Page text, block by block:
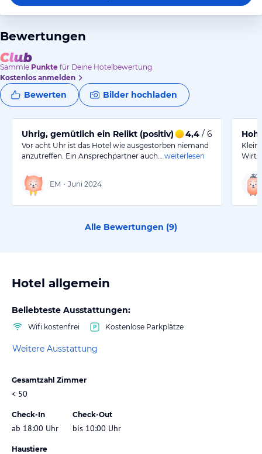
Bewertungen
Sammle Punkte für Deine Hotelbewertung.
Kostenlos anmelden
Bewerten Bilder hochladen
Uhrig, gemütlich ein Relikt (positiv) aus einer
4,4 / 6
Vor acht Uhr ist das Hotel wie ausgestorben niemand
anzutreffen. Ein Ansprechpartner auch…
weiterlesen
EM • Juni 2024
Alle Bewertungen (9)
Hotel allgemein
Beliebteste Ausstattungen:
Wifi kostenfrei Kostenlose Parkplätze
Weitere Ausstattung
Gesamtzahl Zimmer
< 50
Check-In
ab 18:00 Uhr
Check-Out
bis 10:00 Uhr
Haustiere